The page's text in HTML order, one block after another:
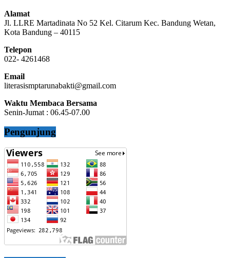
Alamat
Jl. LLRE Martadinata No 52 Kel. Citarum Kec. Bandung Wetan,
Kota Bandung – 40115
Telepon
022- 4261468
Email
literasismptarunabakti@gmail.com
Waktu Membaca Bersama
Senin-Jumat : 06.45-07.00
Pengunjung